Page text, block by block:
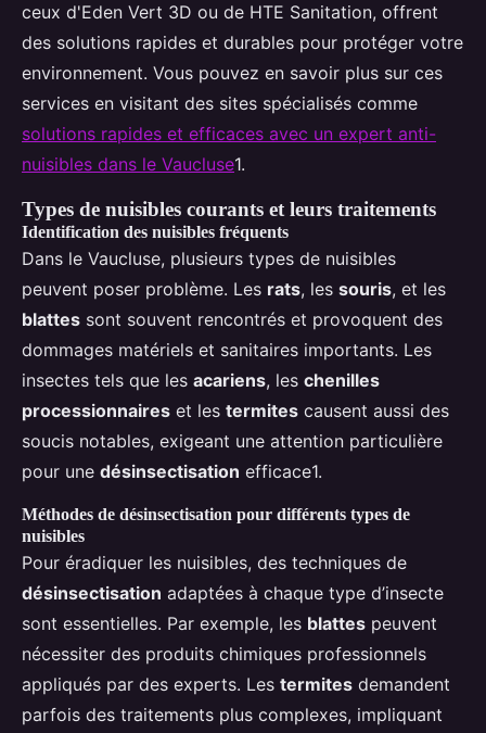
ceux d'Eden Vert 3D ou de HTE Sanitation, offrent
des solutions rapides et durables pour protéger votre
environnement. Vous pouvez en savoir plus sur ces
services en visitant des sites spécialisés comme
solutions rapides et efficaces avec un expert anti-
nuisibles dans le Vaucluse1.
Types de nuisibles courants et leurs traitements
Identification des nuisibles fréquents
Dans le Vaucluse, plusieurs types de nuisibles
peuvent poser problème. Les rats, les souris, et les
blattes sont souvent rencontrés et provoquent des
dommages matériels et sanitaires importants. Les
insectes tels que les acariens, les chenilles
processionnaires et les termites causent aussi des
soucis notables, exigeant une attention particulière
pour une désinsectisation efficace1.
Méthodes de désinsectisation pour différents types de
nuisibles
Pour éradiquer les nuisibles, des techniques de
désinsectisation adaptées à chaque type d’insecte
sont essentielles. Par exemple, les blattes peuvent
nécessiter des produits chimiques professionnels
appliqués par des experts. Les termites demandent
parfois des traitements plus complexes, impliquant